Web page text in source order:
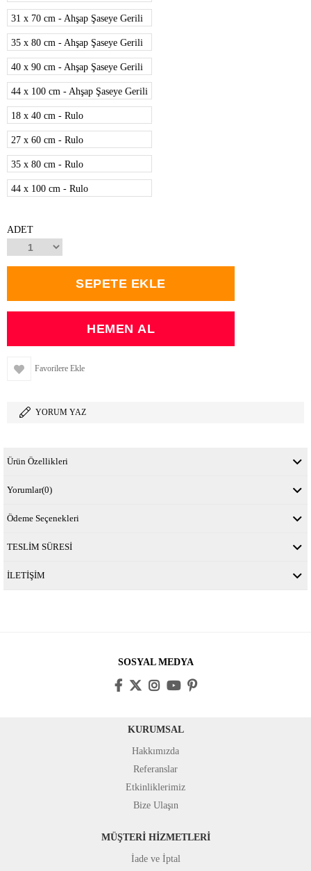
31 x 70 cm - Ahşap Şaseye Gerili
35 x 80 cm - Ahşap Şaseye Gerili
40 x 90 cm - Ahşap Şaseye Gerili
44 x 100 cm - Ahşap Şaseye Gerili
18 x 40 cm - Rulo
27 x 60 cm - Rulo
35 x 80 cm - Rulo
44 x 100 cm - Rulo
ADET
Favorilere Ekle
YORUM YAZ
Ürün Özellikleri
Yorumlar(0)
Ödeme Seçenekleri
TESLİM SÜRESİ
İLETİŞİM
SOSYAL MEDYA
KURUMSAL
Hakkımızda
Referanslar
Etkinliklerimiz
Bize Ulaşın
MÜŞTERİ HİZMETLERİ
İade ve İptal